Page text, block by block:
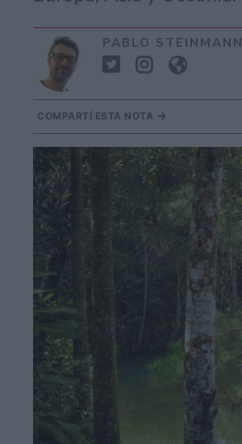
PABLO STEINMANN
COMPARTÍ ESTA NOTA